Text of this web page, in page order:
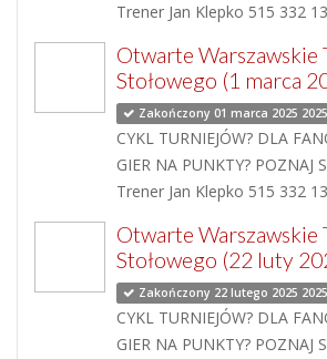
Trener Jan Klepko 515 332
Otwarte Warszawskie
Stołowego (1 marca
Zakończony 01 marca 2025
CYKL TURNIEJÓW? DLA
GIER NA PUNKTY? POZNAJ
Trener Jan Klepko 515 332
Otwarte Warszawskie
Stołowego (22 luty
Zakończony 22 lutego 2025
CYKL TURNIEJÓW? DLA
GIER NA PUNKTY? POZNAJ